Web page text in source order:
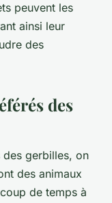
peuvent les
ainsi leur
des
des
des gerbilles, on
des animaux
de temps à